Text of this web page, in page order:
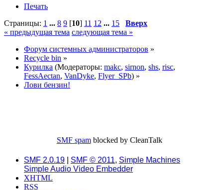
Печать
Страницы: 1 ... 8 9 [10] 11 12 ... 15
Вверх
« предыдущая тема следующая тема »
Форум системных администраторов »
Recycle bin »
Курилка (Модераторы: makc, sirnon, shs, risc,
FessAectan, VanDyke, Flyer_SPb) »
Лови бензин!
SMF spamblocked by CleanTalk
SMF 2.0.19 SMF © 2011, Simple Machines
Simple Audio Video Embedder
XHTML
RSS